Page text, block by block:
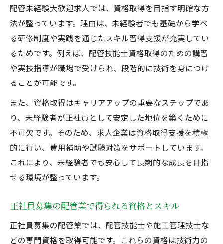
配管未経験大歓迎求人では、資格取得を目指す明確な方
法が整っています。理由は、未経験者でも基礎から学べ
る研修制度や実践を通じたスキル習得支援が充実してい
るためです。例えば、配管技能士資格取得のための講習
や実技指導が職場で受けられ、段階的に技術を身につけ
ることが可能です。
また、資格取得はキャリアアップの重要なステップであ
り、未経験者が正社員として安定した地位を築くために
不可欠です。そのため、求人企業は資格取得支援を積極
的に行い、費用補助や試験対策をサポートしています。
これにより、未経験者でも安心して長期的な成長を目指
せる環境が整っています。
正社員募集の配管業で得られる資格とスキル
正社員募集の配管業では、配管技能士や施工管理技士な
どの専門資格を取得可能です。これらの資格は技術力の